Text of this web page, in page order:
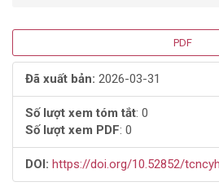
Thanh
bên
bài
viết
PDF
Đã xuất bản: 2026-03-31
Số lượt xem tóm tắt: 0
Số lượt xem PDF: 0
DOI: https://doi.org/10.52852/